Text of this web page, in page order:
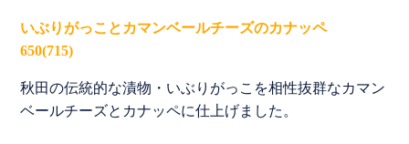
いぶりがっことカマンベールチーズのカナッペ
650(715)
秋田の伝統的な漬物・いぶりがっこを相性抜群なカマン
ベールチーズとカナッペに仕上げました。